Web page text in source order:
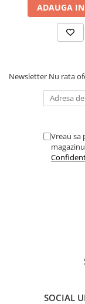
ADAUGA IN
Newsletter Nu rata
Vreau sa
SOCIAL